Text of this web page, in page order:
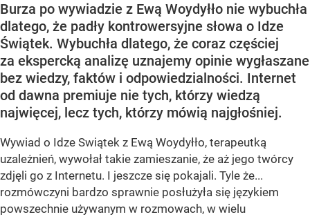
Burza po wywiadzie z Ewą Woydyłło nie wybuchła
dlatego, że padły kontrowersyjne słowa o Idze
Świątek. Wybuchła dlatego, że coraz częściej
za ekspercką analizę uznajemy opinie wygłaszane
bez wiedzy, faktów i odpowiedzialności. Internet
od dawna premiuje nie tych, którzy wiedzą
najwięcej, lecz tych, którzy mówią najgłośniej.
Wywiad o Idze Swiątek z Ewą Woydyłło, terapeutką
uzależnień, wywołał takie zamieszanie, że aż jego twórcy
zdjęli go z Internetu. I jeszcze się pokajali. Tyle że...
rozmówczyni bardzo sprawnie posłużyła się językiem
powszechnie używanym w rozmowach, w wielu